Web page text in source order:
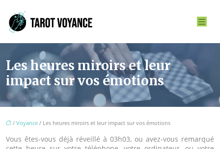
Les heures miroirs et leur
impact sur vos émotions
/ Voyance / Les heures miroirs et leur impact sur vos émotions
Vous êtes-vous déjà réveillé à 03h03, ou avez-vous remarqué